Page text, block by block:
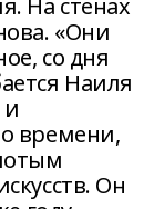
На стенах
«Они
со дня
Наиля
времени,
Он